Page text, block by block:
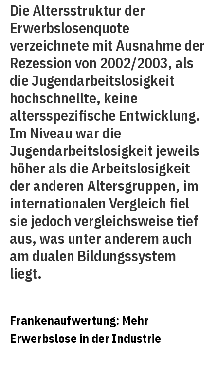
Die Altersstruktur der
Erwerbslosenquote
verzeichnete mit Ausnahme der
Rezession von 2002/2003, als
die Jugendarbeitslosigkeit
hochschnellte, keine
altersspezifische Entwicklung.
Im Niveau war die
Jugendarbeitslosigkeit jeweils
höher als die Arbeitslosigkeit
der anderen Altersgruppen, im
internationalen Vergleich fiel
sie jedoch vergleichsweise tief
aus, was unter anderem auch
am dualen Bildungssystem
liegt.
Frankenaufwertung: Mehr
Erwerbslose in der Industrie